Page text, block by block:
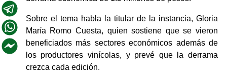
Sobre el tema habla la titular de la instancia, Gloria
María Romo Cuesta, quien sostiene que se vieron
beneficiados más sectores económicos además de
los productores vinícolas, y prevé que la derrama
crezca cada edición.